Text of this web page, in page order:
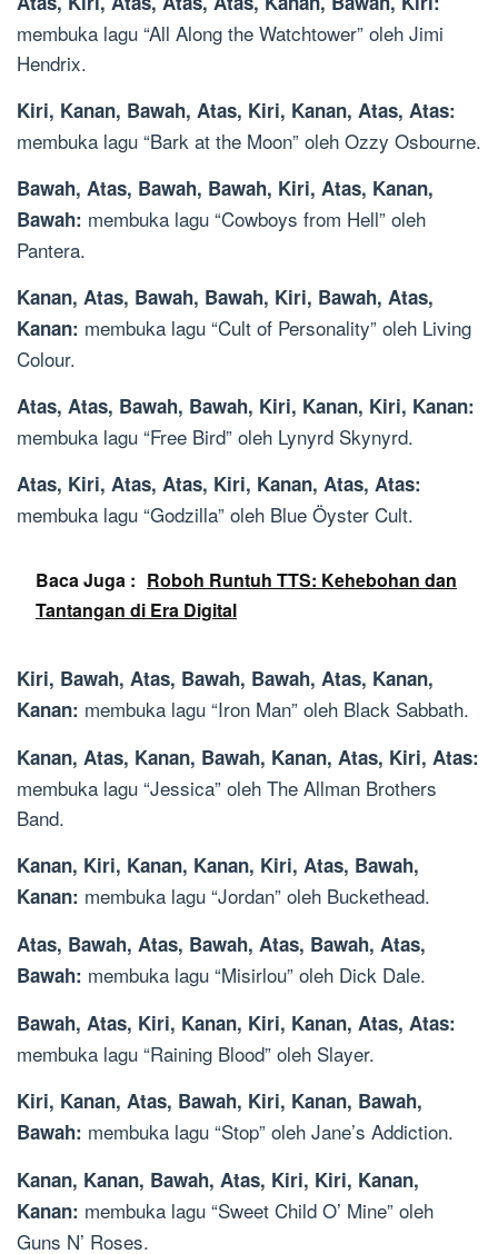
membuka lagu “All Along the Watchtower” oleh Jimi
Hendrix.
Kiri, Kanan, Bawah, Atas, Kiri, Kanan, Atas, Atas:
membuka lagu “Bark at the Moon” oleh Ozzy Osbourne.
Bawah, Atas, Bawah, Bawah, Kiri, Atas, Kanan,
Bawah: membuka lagu “Cowboys from Hell” oleh
Pantera.
Kanan, Atas, Bawah, Bawah, Kiri, Bawah, Atas,
Kanan: membuka lagu “Cult of Personality” oleh Living
Colour.
Atas, Atas, Bawah, Bawah, Kiri, Kanan, Kiri, Kanan:
membuka lagu “Free Bird” oleh Lynyrd Skynyrd.
Atas, Kiri, Atas, Atas, Kiri, Kanan, Atas, Atas:
membuka lagu “Godzilla” oleh Blue Öyster Cult.
Baca Juga : Roboh Runtuh TTS: Kehebohan dan
Tantangan di Era Digital
Kiri, Bawah, Atas, Bawah, Bawah, Atas, Kanan,
Kanan: membuka lagu “Iron Man” oleh Black Sabbath.
Kanan, Atas, Kanan, Bawah, Kanan, Atas, Kiri, Atas:
membuka lagu “Jessica” oleh The Allman Brothers
Band.
Kanan, Kiri, Kanan, Kanan, Kiri, Atas, Bawah,
Kanan: membuka lagu “Jordan” oleh Buckethead.
Atas, Bawah, Atas, Bawah, Atas, Bawah, Atas,
Bawah: membuka lagu “Misirlou” oleh Dick Dale.
Bawah, Atas, Kiri, Kanan, Kiri, Kanan, Atas, Atas:
membuka lagu “Raining Blood” oleh Slayer.
Kiri, Kanan, Atas, Bawah, Kiri, Kanan, Bawah,
Bawah: membuka lagu “Stop” oleh Jane’s Addiction.
Kanan, Kanan, Bawah, Atas, Kiri, Kiri, Kanan,
Kanan: membuka lagu “Sweet Child O’ Mine” oleh
Guns N’ Roses.